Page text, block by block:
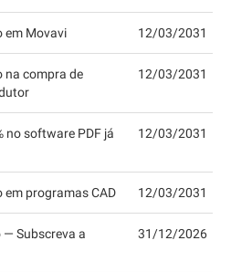
em Movavi 12/03/2031
na compra de
12/03/2031
no software PDF já
12/03/2031
em programas CAD 12/03/2031
— Subscreva a
31/12/2026